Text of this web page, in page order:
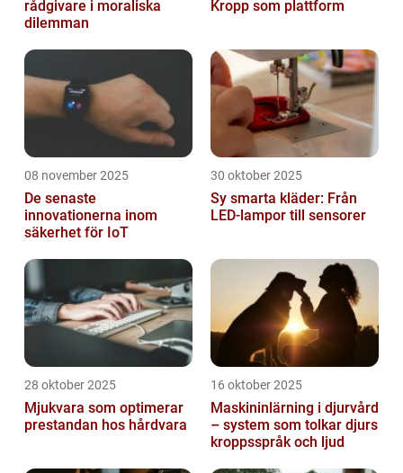
rådgivare i moraliska
dilemman
Kropp som plattform
08 november 2025
De senaste
innovationerna inom
säkerhet för IoT
30 oktober 2025
Sy smarta kläder: Från
LED-lampor till sensorer
28 oktober 2025
Mjukvara som optimerar
prestandan hos hårdvara
16 oktober 2025
Maskininlärning i djurvård
– system som tolkar djurs
kroppsspråk och ljud